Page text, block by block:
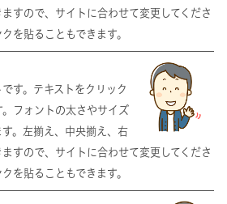
すので、サイトに合わせて変更してくださ
を貼ることもできます。
す。テキストをクリック
フォントの太さやサイズ
。左揃え、中央揃え、右
すので、サイトに合わせて変更してくださ
を貼ることもできます。